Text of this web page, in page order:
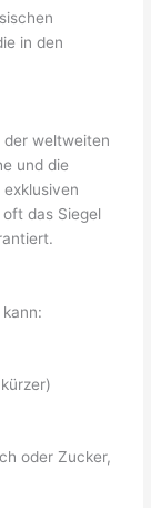
in den
der weltweiten
und die
das Siegel
oder Zucker,